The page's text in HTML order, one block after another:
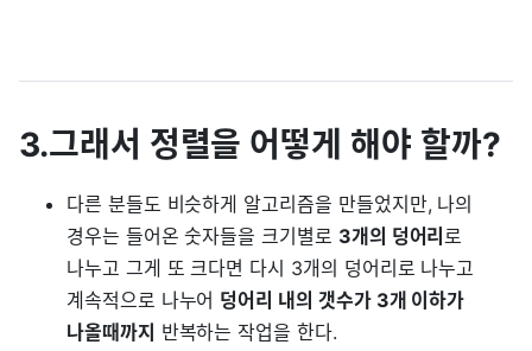
3.그래서 정렬을 어떻게 해야 할까?
다른 분들도 비슷하게 알고리즘을 만들었지만, 나의
경우는 들어온 숫자들을 크기별로 3개의 덩어리로
나누고 그게 또 크다면 다시 3개의 덩어리로 나누고
계속적으로 나누어 덩어리 내의 갯수가 3개 이하가
나올때까지 반복하는 작업을 한다.